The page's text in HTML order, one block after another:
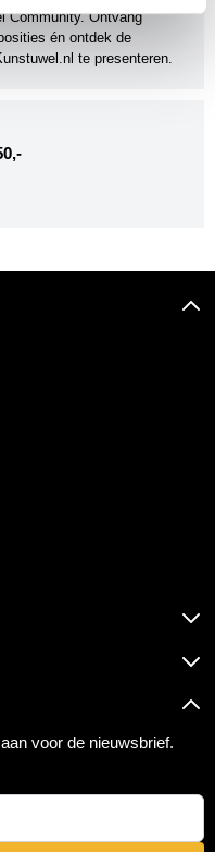
Community. Ontvang
én ontdek de
te presenteren.
voor de nieuwsbrief.